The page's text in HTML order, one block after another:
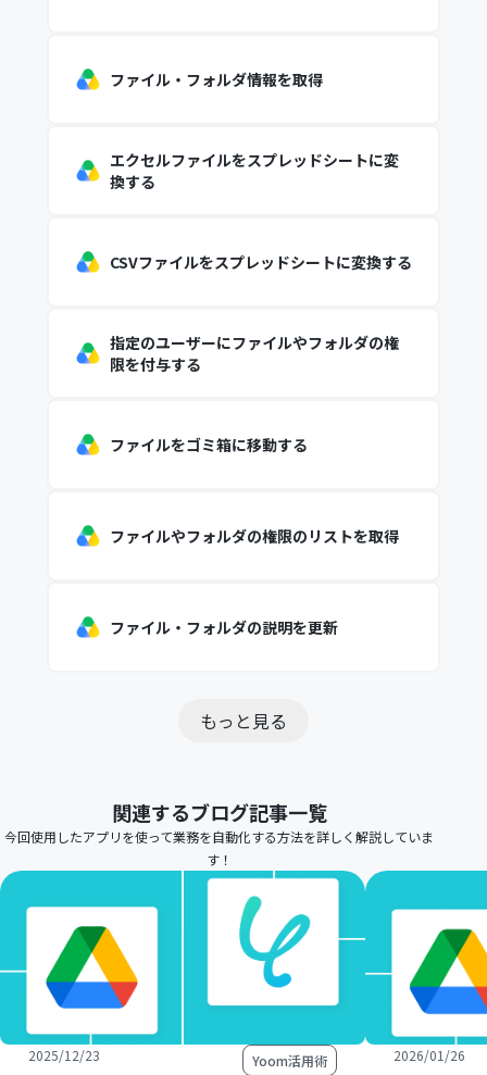
ファイル・フォルダ情報を取得
エクセルファイルをスプレッドシートに変
換する
CSVファイルをスプレッドシートに変換する
指定のユーザーにファイルやフォルダの権
限を付与する
ファイルをゴミ箱に移動する
ファイルやフォルダの権限のリストを取得
ファイル・フォルダの説明を更新
もっと見る
関連するブログ記事一覧
今回使用したアプリを使って業務を自動化する方法を詳しく解説していま
す！
2025/12/23 Yoom活用術 2026/01/26